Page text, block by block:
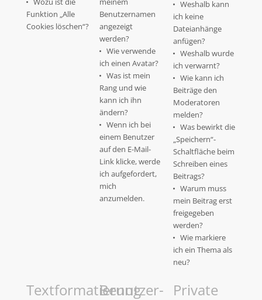
Funktion „Alle
Cookies löschen“?
Benutzernamen
angezeigt
werden?
Wie verwende
ich einen Avatar?
Was ist mein
Rang und wie
kann ich ihn
ändern?
Wenn ich bei
einem Benutzer
auf den E-Mail-
Link klicke, werde
ich aufgefordert,
mich
anzumelden.
Weshalb kann
ich keine
Dateianhänge
anfügen?
Weshalb wurde
ich verwarnt?
Wie kann ich
Beiträge den
Moderatoren
melden?
Was bewirkt die
„Speichern“-
Schaltfläche beim
Schreiben eines
Beitrags?
Warum muss
mein Beitrag erst
freigegeben
werden?
Wie markiere
ich ein Thema als
neu?
Textformatierung
Benutzer- Private